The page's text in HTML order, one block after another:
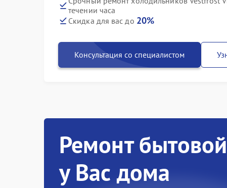
течении часа
Скидка для вас до 20%
Консультация со специалистом
Ремонт
у Вас дома